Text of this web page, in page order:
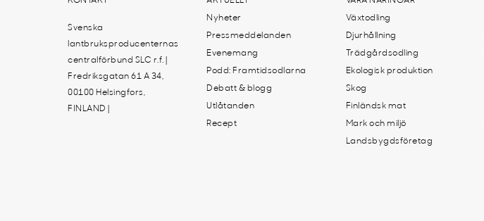
Svenska
lantbruksproducenternas
centralförbund SLC r.f. |
Fredriksgatan 61 A 34,
00100 Helsingfors,
FINLAND |
Nyheter
Pressmeddelanden
Evenemang
Podd: Framtidsodlarna
Debatt & blogg
Utlåtanden
Recept
Växtodling
Djurhållning
Trädgårdsodling
Ekologisk produktion
Skog
Finländsk mat
Mark och miljö
Landsbygdsföretag